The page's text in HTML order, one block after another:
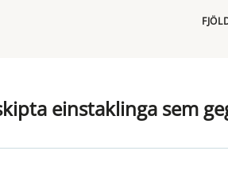
einstaklinga sem